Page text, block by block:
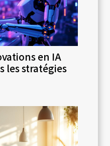
en IA
les stratégies